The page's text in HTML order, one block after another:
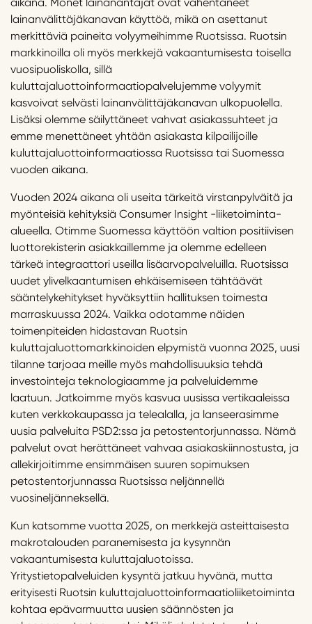
lainanvälittäjäkanavan käyttöä, mikä on asettanut
merkittäviä paineita volyymeihimme Ruotsissa. Ruotsin
markkinoilla oli myös merkkejä vakaantumisesta toisella
vuosipuoliskolla, sillä
kuluttajaluottoinformaatiopalvelujemme volyymit
kasvoivat selvästi lainanvälittäjäkanavan ulkopuolella.
Lisäksi olemme säilyttäneet vahvat asiakassuhteet ja
emme menettäneet yhtään asiakasta kilpailijoille
kuluttajaluottoinformaatiossa Ruotsissa tai Suomessa
vuoden aikana.
Vuoden 2024 aikana oli useita tärkeitä virstanpylväitä ja
myönteisiä kehityksiä Consumer Insight -liiketoiminta-
alueella. Otimme Suomessa käyttöön valtion positiivisen
luottorekisterin asiakkaillemme ja olemme edelleen
tärkeä integraattori useilla lisäarvopalveluilla. Ruotsissa
uudet ylivelkaantumisen ehkäisemiseen tähtäävät
sääntelykehitykset hyväksyttiin hallituksen toimesta
marraskuussa 2024. Vaikka odotamme näiden
toimenpiteiden hidastavan Ruotsin
kuluttajaluottomarkkinoiden elpymistä vuonna 2025, uusi
tilanne tarjoaa meille myös mahdollisuuksia tehdä
investointeja teknologiaamme ja palveluidemme
laatuun. Jatkoimme myös kasvua uusissa vertikaaleissa
kuten verkkokaupassa ja telealalla, ja lanseerasimme
uusia palveluita PSD2:ssa ja petostentorjunnassa. Nämä
palvelut ovat herättäneet vahvaa asiakaskiinnostusta, ja
allekirjoitimme ensimmäisen suuren sopimuksen
petostentorjunnassa Ruotsissa neljännellä
vuosineljänneksellä.
Kun katsomme vuotta 2025, on merkkejä asteittaisesta
makrotalouden paranemisesta ja kysynnän
vakaantumisesta kuluttajaluotoissa.
Yritystietopalveluiden kysyntä jatkuu hyvänä, mutta
erityisesti Ruotsin kuluttajaluottoinformaatioliiketoiminta
kohtaa epävarmuutta uusien säännösten ja